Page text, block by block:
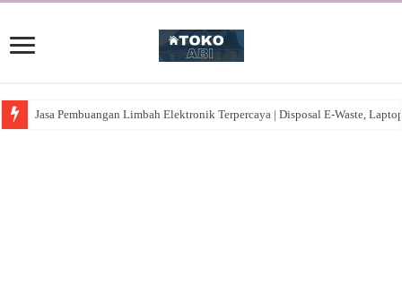
Jasa Pembuangan Limbah Elektronik Terpercaya | Disposal E-Waste,